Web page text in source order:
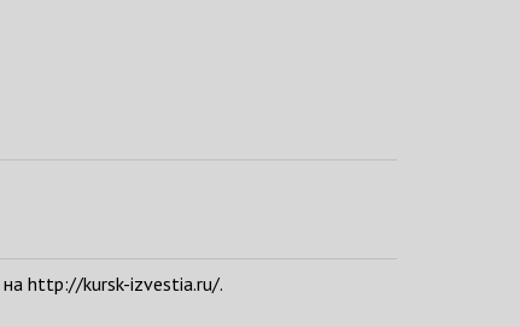
на http://kursk-izvestia.ru/.